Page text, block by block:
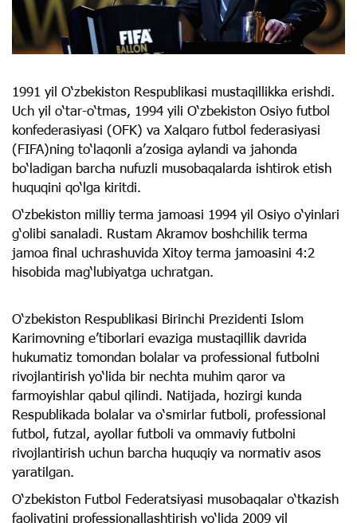
1991 yil O‘zbekiston Respublikasi mustaqillikka erishdi.
Uch yil o‘tar-o‘tmas, 1994 yili O‘zbekiston Osiyo futbol
konfederasiyasi (OFK) va Xalqaro futbol federasiyasi
(FIFA)ning to‘laqonli a’zosiga aylandi va jahonda
bo‘ladigan barcha nufuzli musobaqalarda ishtirok etish
huquqini qo‘lga kiritdi.
O‘zbekiston milliy terma jamoasi 1994 yil Osiyo o‘yinlari
g‘olibi sanaladi. Rustam Akramov boshchilik terma
jamoa final uchrashuvida Xitoy terma jamoasini 4:2
hisobida mag‘lubiyatga uchratgan.
O‘zbekiston Respublikasi Birinchi Prezidenti Islom
Karimovning e’tiborlari evaziga mustaqillik davrida
hukumatiz tomondan bolalar va professional futbolni
rivojlantirish yo‘lida bir nechta muhim qaror va
farmoyishlar qabul qilindi. Natijada, hozirgi kunda
Respublikada bolalar va o‘smirlar futboli, professional
futbol, futzal, ayollar futboli va ommaviy futbolni
rivojlantirish uchun barcha huquqiy va normativ asos
yaratilgan.
O‘zbekiston Futbol Federatsiyasi musobaqalar o‘tkazish
faoliyatini professionallashtirish yo‘lida 2009 yil